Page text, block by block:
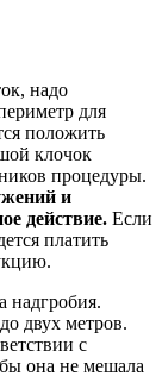
надо
для
положить
клочок
процедуры.
и
действие. Если
платить
надгробия.
двух метров.
с
она не мешала